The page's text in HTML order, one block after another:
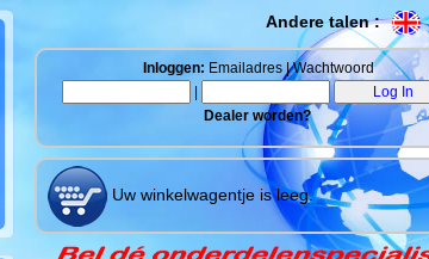
Andere talen :
Inloggen: Emailadres | Wachtwoord
Dealer worden?
Uw winkelwagentje is leeg.